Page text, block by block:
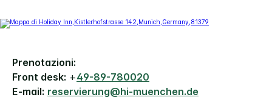
Prenotazioni:
Front desk: +49-89-780020
E-mail: reservierung@hi-muenchen.de